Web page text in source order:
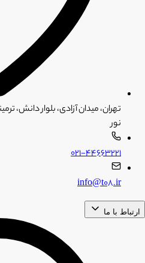
نور
۰۲۱-۴۴۶۶۳۲۲۱
info@t08.ir
ارتباط با ما